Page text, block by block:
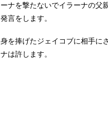
ーナを撃たないでイラーナの父
発言をします。
身を捧げたジェイコブに相手に
ナは許します。